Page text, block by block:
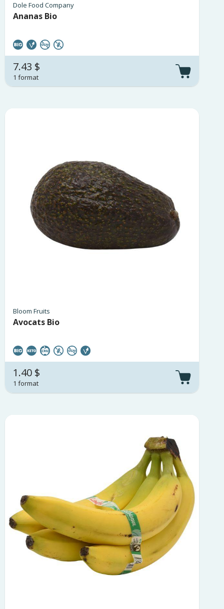
Dole Food Company
Ananas Bio
7.43 $
1 format
Bloom Fruits
Avocats Bio
1.40 $
1 format